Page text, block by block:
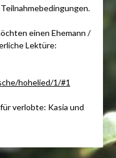
einen Ehemann /
Lektüre:
hohelied/1/#1
verlobte: Kasia und